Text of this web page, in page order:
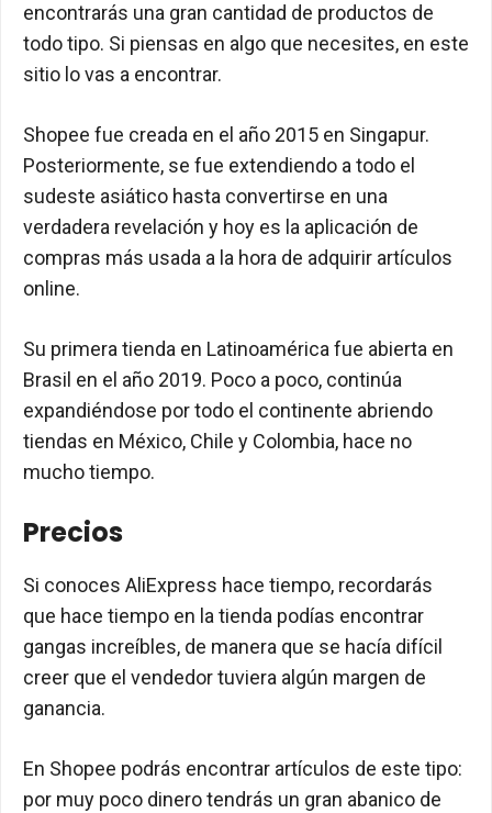
encontrarás una gran cantidad de productos de
todo tipo. Si piensas en algo que necesites, en este
sitio lo vas a encontrar.
Shopee fue creada en el año 2015 en Singapur.
Posteriormente, se fue extendiendo a todo el
sudeste asiático hasta convertirse en una
verdadera revelación y hoy es la aplicación de
compras más usada a la hora de adquirir artículos
online.
Su primera tienda en Latinoamérica fue abierta en
Brasil en el año 2019. Poco a poco, continúa
expandiéndose por todo el continente abriendo
tiendas en México, Chile y Colombia, hace no
mucho tiempo.
Precios
Si conoces AliExpress hace tiempo, recordarás
que hace tiempo en la tienda podías encontrar
gangas increíbles, de manera que se hacía difícil
creer que el vendedor tuviera algún margen de
ganancia.
En Shopee podrás encontrar artículos de este tipo:
por muy poco dinero tendrás un gran abanico de